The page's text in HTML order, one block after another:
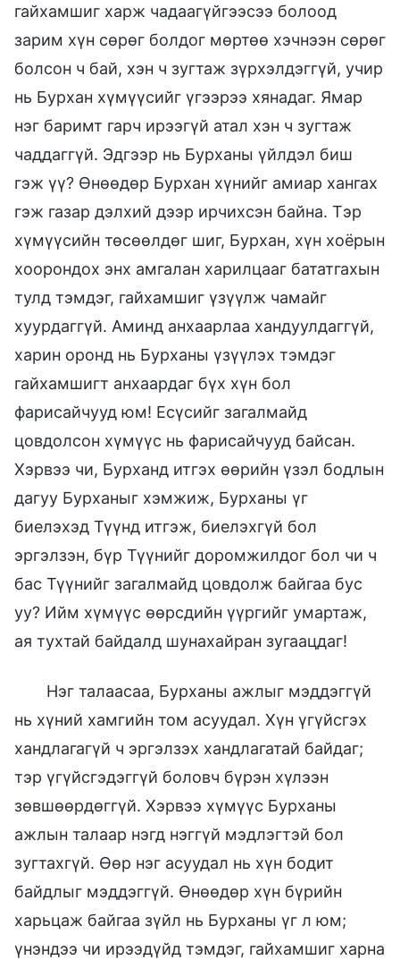
гайхамшиг харж чадаагүйгээсээ болоод
зарим хүн сөрөг болдог мөртөө хэчнээн сөрөг
болсон ч бай, хэн ч зугтаж зүрхэлдэггүй, учир
нь Бурхан хүмүүсийг үгээрээ хянадаг. Ямар
нэг баримт гарч ирээгүй атал хэн ч зугтаж
чаддаггүй. Эдгээр нь Бурханы үйлдэл биш
гэж үү? Өнөөдөр Бурхан хүнийг амиар хангах
гэж газар дэлхий дээр ирчихсэн байна. Тэр
хүмүүсийн төсөөлдөг шиг, Бурхан, хүн хоёрын
хоорондох энх амгалан харилцааг бататгахын
тулд тэмдэг, гайхамшиг үзүүлж чамайг
хуурдаггүй. Аминд анхаарлаа хандуулдаггүй,
харин оронд нь Бурханы үзүүлэх тэмдэг
гайхамшигт анхаардаг бүх хүн бол
фарисайчууд юм! Есүсийг загалмайд
цовдолсон хүмүүс нь фарисайчууд байсан.
Хэрвээ чи, Бурханд итгэх өөрийн үзэл бодлын
дагуу Бурханыг хэмжиж, Бурханы үг
биелэхэд Түүнд итгэж, биелэхгүй бол
эргэлзэн, бүр Түүнийг доромжилдог бол чи ч
бас Түүнийг загалмайд цовдолж байгаа бус
уу? Ийм хүмүүс өөрсдийн үүргийг умартаж,
ая тухтай байдалд шунахайран зугаацдаг!
Нэг талаасаа, Бурханы ажлыг мэддэггүй
нь хүний хамгийн том асуудал. Хүн үгүйсгэх
хандлагагүй ч эргэлзэх хандлагатай байдаг;
тэр үгүйсгэдэггүй боловч бүрэн хүлээн
зөвшөөрдөггүй. Хэрвээ хүмүүс Бурханы
ажлын талаар нэгд нэггүй мэдлэгтэй бол
зугтахгүй. Өөр нэг асуудал нь хүн бодит
байдлыг мэддэггүй. Өнөөдөр хүн бүрийн
харьцаж байгаа зүйл нь Бурханы үг л юм;
үнэндээ чи ирээдүйд тэмдэг, гайхамшиг харна